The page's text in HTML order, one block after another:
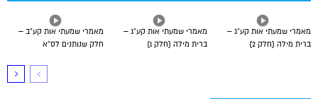
מאמרי שמעתי אות קע”ב –
חלק שנותנים לס”א
מאמרי שמעתי אות קע”ג –
ברית מילה (חלק 1)
מאמרי שמעתי אות קע”ג –
ברית מילה (חלק 2)